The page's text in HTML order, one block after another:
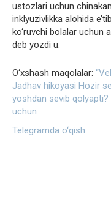
ustozlari uchun
inklyuzivlikka alohida
ko‘ruvchi bolalar uchun
deb yozdi u.
O‘xshash maqolalar:
Jadhav hikoyasi Hozir
yoshdan sevib qolyapti?
uchun
Telegramda o‘qish